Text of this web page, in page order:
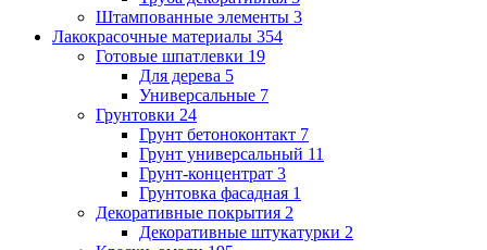
Штампованные элементы 3
Лакокрасочные материалы 354
Готовые шпатлевки 19
Для дерева 5
Универсальные 7
Грунтовки 24
Грунт бетоноконтакт 7
Грунт универсальный 11
Грунт-концентрат 3
Грунтовка фасадная 1
Декоративные покрытия 2
Декоративные штукатурки 2